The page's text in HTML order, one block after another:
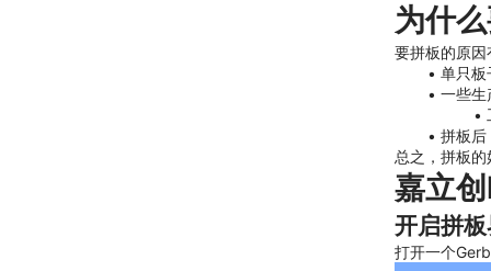
为什
要拼板的原
单只板
一些生
拼板后
总之，拼板
嘉立
开启拼
打开一个